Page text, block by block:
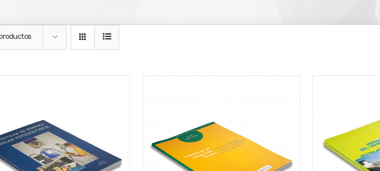
AÑADIR AL CARRITO
/
DETALLES
AÑADIR AL CARRITO